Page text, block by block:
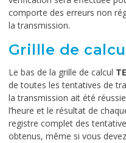
comporte des erreurs non
la transmission.
Grillle de
Le bas de la grille de calcul
de toutes les tentatives de
la transmission ait été
l’heure et le résultat de
registre complet des
obtenus, même si vous